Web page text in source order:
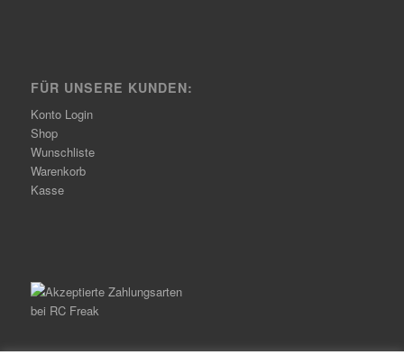
FÜR UNSERE KUNDEN:
Konto Login
Shop
Wunschliste
Warenkorb
Kasse